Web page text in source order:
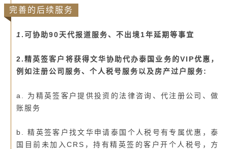
完善的后续服务
1 .可协助90天代报道服务、不出境1年延期等事宜
2.精英签客户将获得文华协助代办泰国业务的VIP优惠，
例如注册公司服务、个人税号服务以及房产过户服务:
a. 为精英签客户提供投资的法律咨询、代注册公司、做
账服务
b. 精英签客户找文华申请泰国个人税号有专属优惠，泰
国目前未加入CRS，持有精英签的客户开个人税号，方